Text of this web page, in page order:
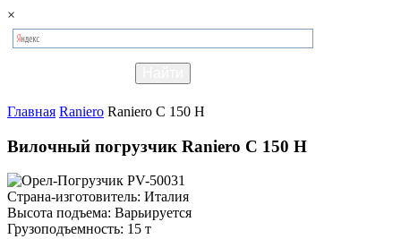
×
Главная Raniero Raniero C 150 H
Вилочный погрузчик Raniero C 150 H
Страна-изготовитель: Италия
Высота подъема: Варьируется
Грузоподъемность: 15 т